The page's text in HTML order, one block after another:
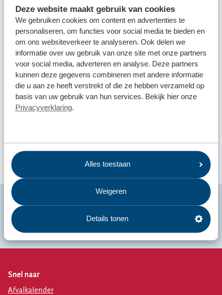
Deze website maakt gebruik van cookies
We gebruiken cookies om content en advertenties te
personaliseren, om functies voor social media te bieden en
om ons websiteverkeer te analyseren. Ook delen we
informatie over uw gebruik van onze site met onze partners
voor social media, adverteren en analyse. Deze partners
kunnen deze gegevens combineren met andere informatie
die u aan ze heeft verstrekt of die ze hebben verzameld op
basis van uw gebruik van hun services. Bekijk hier onze
Privacyverklaring.
Alles toestaan
Weigeren
Details tonen
frituurolie
frituurvet
Niet toegestaan: Oplossing:
inleveren als klein
Bekijk
de actuele tarieven en voorwaarden (bijvoorbeeld
een maximum aantal).
Snel naar
Afvalkalender